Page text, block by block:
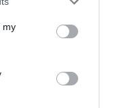
my
της αυτός, την
με τους
συναντήθηκε
στο Μπαλί, ο